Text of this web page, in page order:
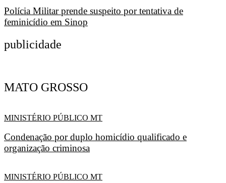
Polícia Militar prende suspeito por tentativa de
feminicídio em Sinop
publicidade
MATO GROSSO
MINISTÉRIO PÚBLICO MT
Condenação por duplo homicídio qualificado e
organização criminosa
MINISTÉRIO PÚBLICO MT